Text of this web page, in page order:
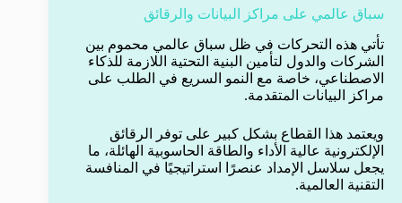
سباق عالمي على مراكز البيانات والرقائق
تأتي هذه التحركات في ظل سباق عالمي محموم بين
الشركات والدول لتأمين البنية التحتية اللازمة للذكاء
الاصطناعي، خاصة مع النمو السريع في الطلب على
مراكز البيانات المتقدمة.
ويعتمد هذا القطاع بشكل كبير على توفر الرقائق
الإلكترونية عالية الأداء والطاقة الحاسوبية الهائلة، ما
يجعل سلاسل الإمداد عنصرًا استراتيجيًا في المنافسة
التقنية العالمية.